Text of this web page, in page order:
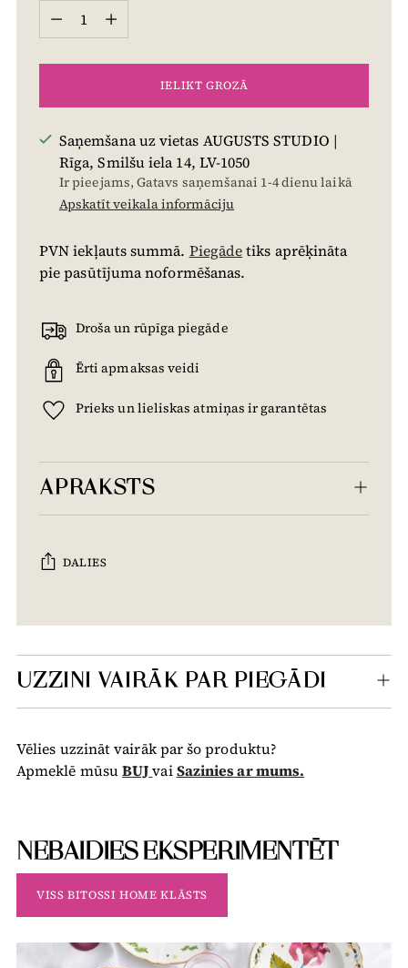
Daudzums
IELIKT GROZĀ
Saņemšana uz vietas AUGUSTS STUDIO |
Rīga, Smilšu iela 14, LV-1050
Ir pieejams, Gatavs saņemšanai 1-4 dienu laikā
Apskatīt veikala informāciju
PVN iekļauts summā. Piegādetiks aprēķināta
pie pasūtījuma noformēšanas.
Droša un rūpīga piegāde
Ērti apmaksas veidi
Prieks un lieliskas atmiņas ir garantētas
APRAKSTS
DALIES
grozam...
UZZINI VAIRĀK PAR PIEGĀDI
Vēlies uzzināt vairāk par šo produktu?
Apmeklē mūsuBUJvaiSazinies ar mums.
NEBAIDIES EKSPERIMENTĒT
VISS BITOSSI HOME KLĀSTS